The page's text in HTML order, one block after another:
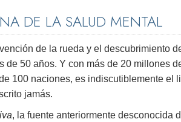
DE LA SALUD MENTAL
de la rueda y el descubrimiento
de 50 años. Y con más de 20 millones
100 naciones, es indiscutiblemente el
jamás.
, la fuente anteriormente desconocida